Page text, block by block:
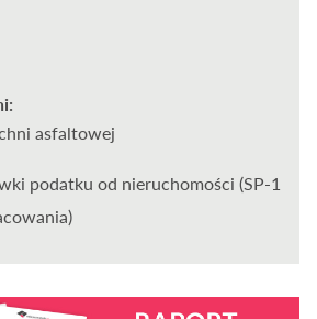
asfaltowej
podatku od nieruchomości (SP-1